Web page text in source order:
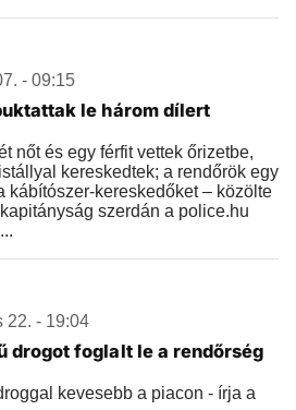
- 09:15
le három dílert
nőt és egy férfit vettek őrizetbe,
kereskedtek; a rendőrök egy
kábítószer-kereskedőket – közölte
szerdán a police.hu
22. - 19:04
drogot foglalt le a rendőrség
kevesebb a piacon - írja a